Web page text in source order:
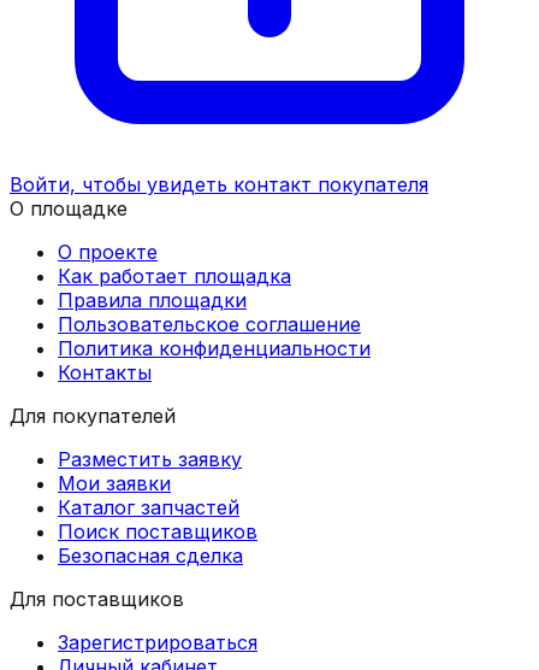
Войти, чтобы увидеть контакт покупателя
О площадке
О проекте
Как работает площадка
Правила площадки
Пользовательское соглашение
Политика конфиденциальности
Контакты
Для покупателей
Разместить заявку
Мои заявки
Каталог запчастей
Поиск поставщиков
Безопасная сделка
Для поставщиков
Зарегистрироваться